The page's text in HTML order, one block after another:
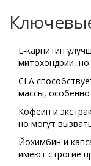
L‑карнитин
митохондрии, но
CLA
массы, особенно
Кофеин и
но могут
Йохимбин и
имеют строгие